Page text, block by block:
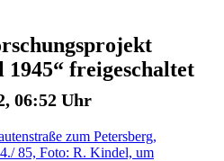
freigeschaltet
06:52 Uhr